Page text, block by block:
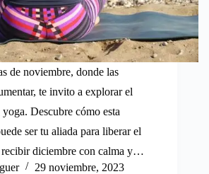
de noviembre, donde las
te invito a explorar el
Descubre cómo esta
ser tu aliada para liberar el
recibir diciembre con calma y…
29 noviembre, 2023